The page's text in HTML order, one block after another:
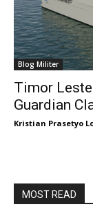
Blog Militer
Timor
Guardian
Kristian Prasetyo
MOST READ